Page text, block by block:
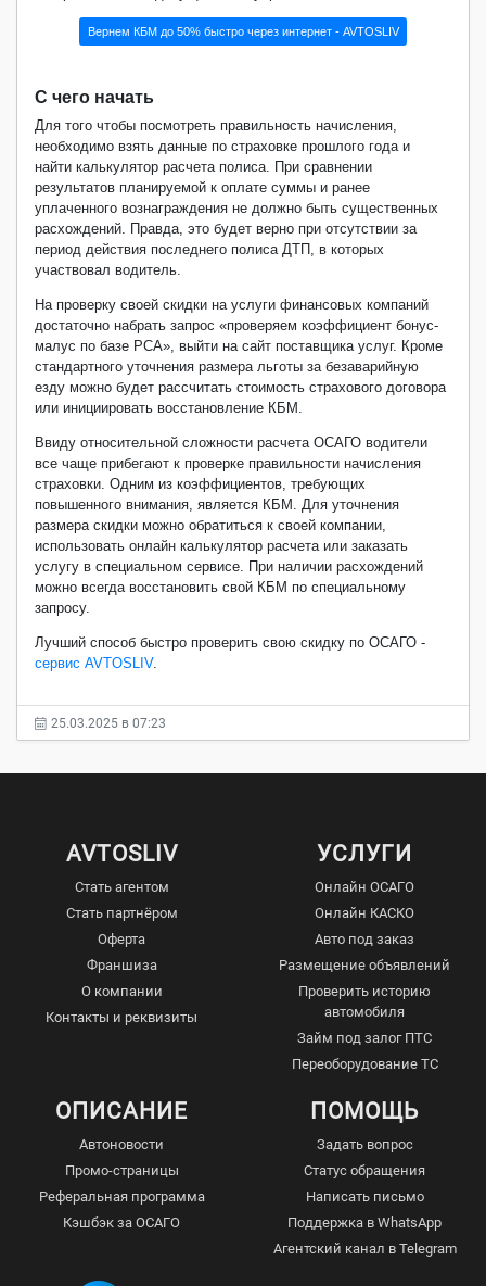
Вернем КБМ до 50% быстро через интернет - AVTOSLIV
С чего начать
Для того чтобы посмотреть правильность начисления,
необходимо взять данные по страховке прошлого года и
найти калькулятор расчета полиса. При сравнении
результатов планируемой к оплате суммы и ранее
уплаченного вознаграждения не должно быть существенных
расхождений. Правда, это будет верно при отсутствии за
период действия последнего полиса ДТП, в которых
участвовал водитель.
На проверку своей скидки на услуги финансовых компаний
достаточно набрать запрос «проверяем коэффициент бонус-
малус по базе РСА», выйти на сайт поставщика услуг. Кроме
стандартного уточнения размера льготы за безаварийную
езду можно будет рассчитать стоимость страхового договора
или инициировать восстановление КБМ.
Ввиду относительной сложности расчета ОСАГО водители
все чаще прибегают к проверке правильности начисления
страховки. Одним из коэффициентов, требующих
повышенного внимания, является КБМ. Для уточнения
размера скидки можно обратиться к своей компании,
использовать онлайн калькулятор расчета или заказать
услугу в специальном сервисе. При наличии расхождений
можно всегда восстановить свой КБМ по специальному
запросу.
Лучший способ быстро проверить свою скидку по ОСАГО -
сервис AVTOSLIV.
25.03.2025 в 07:23
AVTOSLIV
Стать агентом
Стать партнёром
Оферта
Франшиза
О компании
Контакты и реквизиты
УСЛУГИ
Онлайн ОСАГО
Онлайн КАСКО
Авто под заказ
Размещение объявлений
Проверить историю
автомобиля
Займ под залог ПТС
Переоборудование ТС
ОПИСАНИЕ
Автоновости
Промо-страницы
Реферальная программа
Кэшбэк за ОСАГО
ПОМОЩЬ
Задать вопрос
Статус обращения
Написать письмо
Поддержка в WhatsApp
Агентский канал в Telegram